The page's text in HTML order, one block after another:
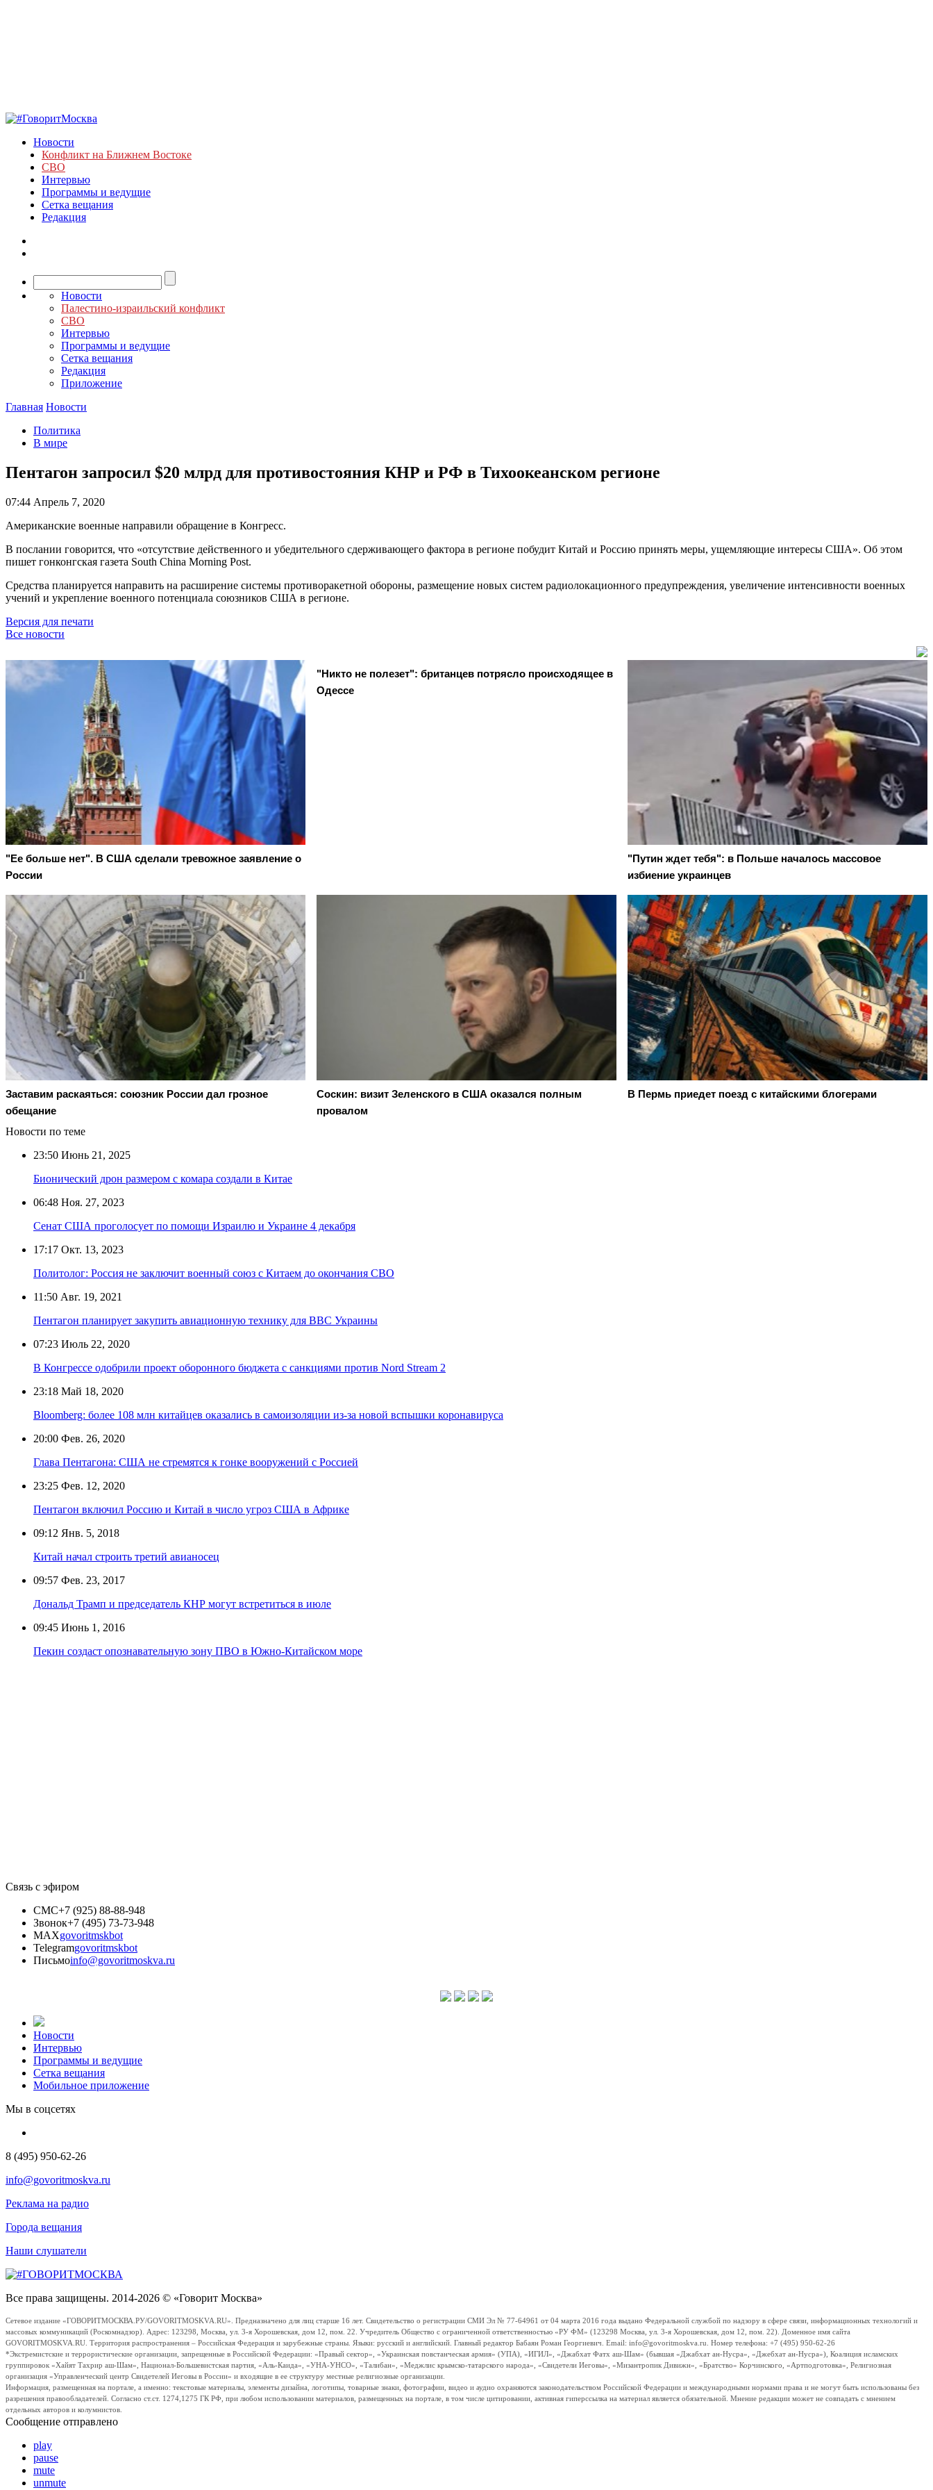
Новости
Конфликт на Ближнем Востоке
СВО
Интервью
Программы и ведущие
Сетка вещания
Редакция
Новости
Палестино-израильский конфликт
СВО
Интервью
Программы и ведущие
Сетка вещания
Редакция
Приложение
Главная Новости
Политика
В мире
Пентагон запросил $20 млрд для противостояния КНР и РФ в Тихоокеанском регионе
07:44 Апрель 7, 2020
Американские военные направили обращение в Конгресс.
В послании говорится, что «отсутствие действенного и убедительного сдерживающего фактора в регионе побудит Китай и Россию принять меры, ущемляющие интересы США». Об этом
пишет гонконгская газета South China Morning Post.
Средства планируется направить на расширение системы противоракетной обороны, размещение новых систем радиолокационного предупреждения, увеличение интенсивности военных
учений и укрепление военного потенциала союзников США в регионе.
Версия для печати
Все новости
"Ее больше нет". В США сделали тревожное заявление о
России
"Никто не полезет": британцев потрясло происходящее в
Одессе
"Путин ждет тебя": в Польше началось массовое
избиение украинцев
Заставим раскаяться: союзник России дал грозное
обещание
Соскин: визит Зеленского в США оказался полным
провалом
В Пермь приедет поезд с китайскими блогерами
Новости по теме
23:50 Июнь 21, 2025
Бионический дрон размером с комара создали в Китае
06:48 Ноя. 27, 2023
Сенат США проголосует по помощи Израилю и Украине 4 декабря
17:17 Окт. 13, 2023
Политолог: Россия не заключит военный союз с Китаем до окончания СВО
11:50 Авг. 19, 2021
Пентагон планирует закупить авиационную технику для ВВС Украины
07:23 Июль 22, 2020
В Конгрессе одобрили проект оборонного бюджета с санкциями против Nord Stream 2
23:18 Май 18, 2020
Bloomberg: более 108 млн китайцев оказались в самоизоляции из-за новой вспышки коронавируса
20:00 Фев. 26, 2020
Глава Пентагона: США не стремятся к гонке вооружений с Россией
23:25 Фев. 12, 2020
Пентагон включил Россию и Китай в число угроз США в Африке
09:12 Янв. 5, 2018
Китай начал строить третий авианосец
09:57 Фев. 23, 2017
Дональд Трамп и председатель КНР могут встретиться в июле
09:45 Июнь 1, 2016
Пекин создаст опознавательную зону ПВО в Южно-Китайском море
Связь с эфиром
СМС+7 (925) 88-88-948
Звонок+7 (495) 73-73-948
MAXgovoritmskbot
Telegramgovoritmskbot
Письмоinfo@govoritmoskva.ru
Новости
Интервью
Программы и ведущие
Сетка вещания
Мобильное приложение
Мы в соцсетях
8 (495) 950-62-26
info@govoritmoskva.ru
Реклама на радио
Города вещания
Наши слушатели
Все права защищены. 2014-2026 © «Говорит Москва»
Сетевое издание «ГОВОРИТМОСКВА.РУ/GOVORITMOSKVA.RU». Предназначено для лиц старше 16 лет. Свидетельство о регистрации СМИ Эл № 77-64961 от 04 марта 2016 года выдано Федеральной службой по надзору в сфере связи, информационных технологий и
массовых коммуникаций (Роскомнадзор). Адрес: 123298, Москва, ул. 3-я Хорошевская, дом 12, пом. 22. Учредитель Общество с ограниченной ответственностью «РУ ФМ» (123298 Москва, ул. 3-я Хорошевская, дом 12, пом. 22). Доменное имя сайта
GOVORITMOSKVA.RU. Территория распространения – Российская Федерация и зарубежные страны. Языки: русский и английский. Главный редактор Бабаян Роман Георгиевич. Email: info@govoritmoskva.ru. Номер телефона: +7 (495) 950-62-26
*Экстремистские и террористические организации, запрещенные в Российской Федерации: «Правый сектор», «Украинская повстанческая армия» (УПА), «ИГИЛ», «Джабхат Фатх аш-Шам» (бывшая «Джабхат ан-Нусра», «Джебхат ан-Нусра»), Коалиция исламских
группировок «Хайят Тахрир аш-Шам», Национал-Большевистская партия, «Аль-Каида», «УНА-УНСО», «Талибан», «Меджлис крымско-татарского народа», «Свидетели Иеговы», «Мизантропик Дивижн», «Братство» Корчинского, «Артподготовка», Религиозная
организация «Управленческий центр Свидетелей Иеговы в России» и входящие в ее структуру местные религиозные организации.
Информация, размещенная на портале, а именно: текстовые материалы, элементы дизайна, логотипы, товарные знаки, фотографии, видео и аудио охраняются законодательством Российской Федерации и международными нормами права и не могут быть использованы без
разрешения правообладателей. Согласно ст.ст. 1274,1275 ГК РФ, при любом использовании материалов, размещенных на портале, в том числе цитировании, активная гиперссылка на материал является обязательной. Мнение редакции может не совпадать с мнением
отдельных авторов и колумнистов.
Сообщение отправлено
play
pause
mute
unmute